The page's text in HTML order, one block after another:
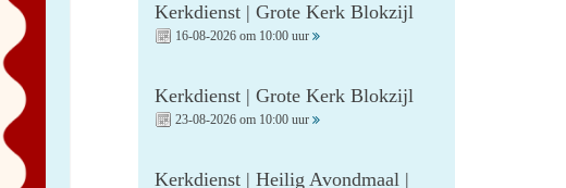
Kerkdienst | Grote Kerk Blokzijl
16-08-2026 om 10:00 uur
Kerkdienst | Grote Kerk Blokzijl
23-08-2026 om 10:00 uur
Kerkdienst | Heilig Avondmaal |